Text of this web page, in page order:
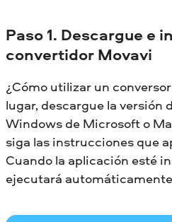
Paso 1. Descargue e
convertidor Movavi
¿Cómo utilizar un
lugar, descargue la versión
Windows de Microsoft o
siga las instrucciones que
Cuando la aplicación esté
ejecutará